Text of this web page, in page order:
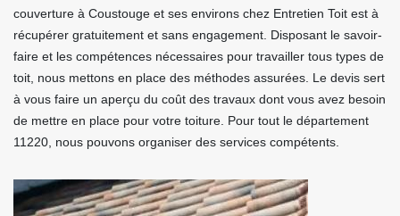
couverture à Coustouge et ses environs chez Entretien Toit est à
récupérer gratuitement et sans engagement. Disposant le savoir-
faire et les compétences nécessaires pour travailler tous types de
toit, nous mettons en place des méthodes assurées. Le devis sert
à vous faire un aperçu du coût des travaux dont vous avez besoin
de mettre en place pour votre toiture. Pour tout le département
11220, nous pouvons organiser des services compétents.